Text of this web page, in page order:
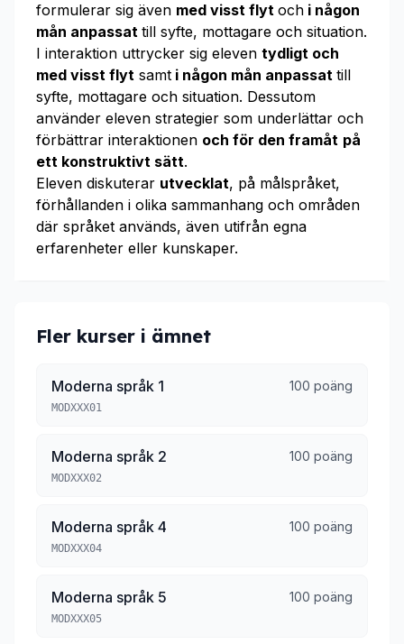
formulerar sig även med visst flyt och i någon
mån anpassat till syfte, mottagare och situation.
I interaktion uttrycker sig eleven tydligt och
med visst flyt samt i någon mån anpassat till
syfte, mottagare och situation. Dessutom
använder eleven strategier som underlättar och
förbättrar interaktionen och för den framåt på
ett konstruktivt sätt.
Eleven diskuterar utvecklat, på målspråket,
förhållanden i olika sammanhang och områden
där språket används, även utifrån egna
erfarenheter eller kunskaper.
Fler kurser i ämnet
Moderna språk 1 100 poäng
MODXXX01
Moderna språk 2 100 poäng
MODXXX02
Moderna språk 4 100 poäng
MODXXX04
Moderna språk 5 100 poäng
MODXXX05